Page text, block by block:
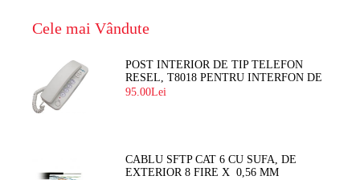
Cele mai Vândute
POST INTERIOR DE TIP TELEFON
RESEL, T8018 PENTRU INTERFON DE
BLOC
95.00Lei
CABLU SFTP CAT 6 CU SUFA, DE
EXTERIOR 8 FIRE X 0,56 MM